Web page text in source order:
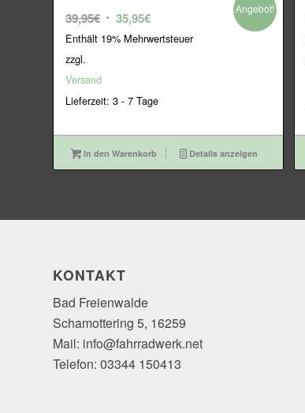
39,95€ Ursprünglicher
Preis
35,95€Aktueller
Preis
Enthält 19% Mehrwertsteuer
zzgl.
Versand
Lieferzeit: 3 - 7 Tage
Angebot!
In den Warenkorb Details anzeigen
KONTAKT
Bad Freienwalde
Schamottering 5, 16259
Mail: info@fahrradwerk.net
Telefon: 03344 150413